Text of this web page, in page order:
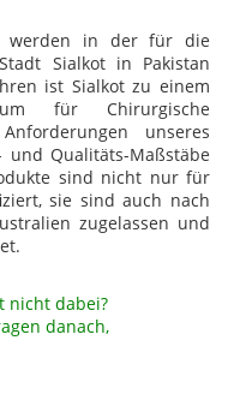
werden in der für die
Sialkot in Pakistan
ist Sialkot zu einem
für Chirurgische
unseres
und Qualitäts-Maßstäbe
sind nicht nur für
sie sind auch nach
zugelassen und
nicht dabei?
danach,